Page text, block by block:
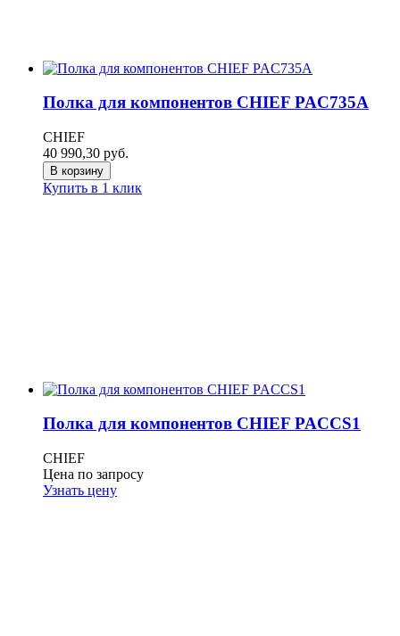
Полка для компонентов CHIEF PAC735A
CHIEF
40 990,30 руб.
В корзину
Купить в 1 клик
Полка для компонентов CHIEF PACCS1
CHIEF
Цена по запросу
Узнать цену